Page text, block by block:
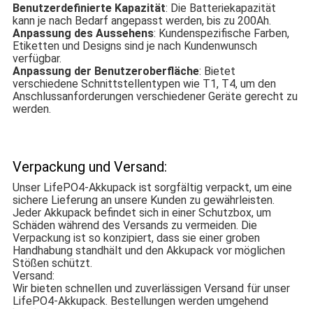
Benutzerdefinierte Kapazität: Die Batteriekapazität
kann je nach Bedarf angepasst werden, bis zu 200Ah.
Anpassung des Aussehens: Kundenspezifische Farben,
Etiketten und Designs sind je nach Kundenwunsch
verfügbar.
Anpassung der Benutzeroberfläche: Bietet
verschiedene Schnittstellentypen wie T1, T4, um den
Anschlussanforderungen verschiedener Geräte gerecht zu
werden.
Verpackung und Versand:
Unser LifePO4-Akkupack ist sorgfältig verpackt, um eine
sichere Lieferung an unsere Kunden zu gewährleisten.
Jeder Akkupack befindet sich in einer Schutzbox, um
Schäden während des Versands zu vermeiden. Die
Verpackung ist so konzipiert, dass sie einer groben
Handhabung standhält und den Akkupack vor möglichen
Stößen schützt.
Versand:
Wir bieten schnellen und zuverlässigen Versand für unser
LifePO4-Akkupack. Bestellungen werden umgehend